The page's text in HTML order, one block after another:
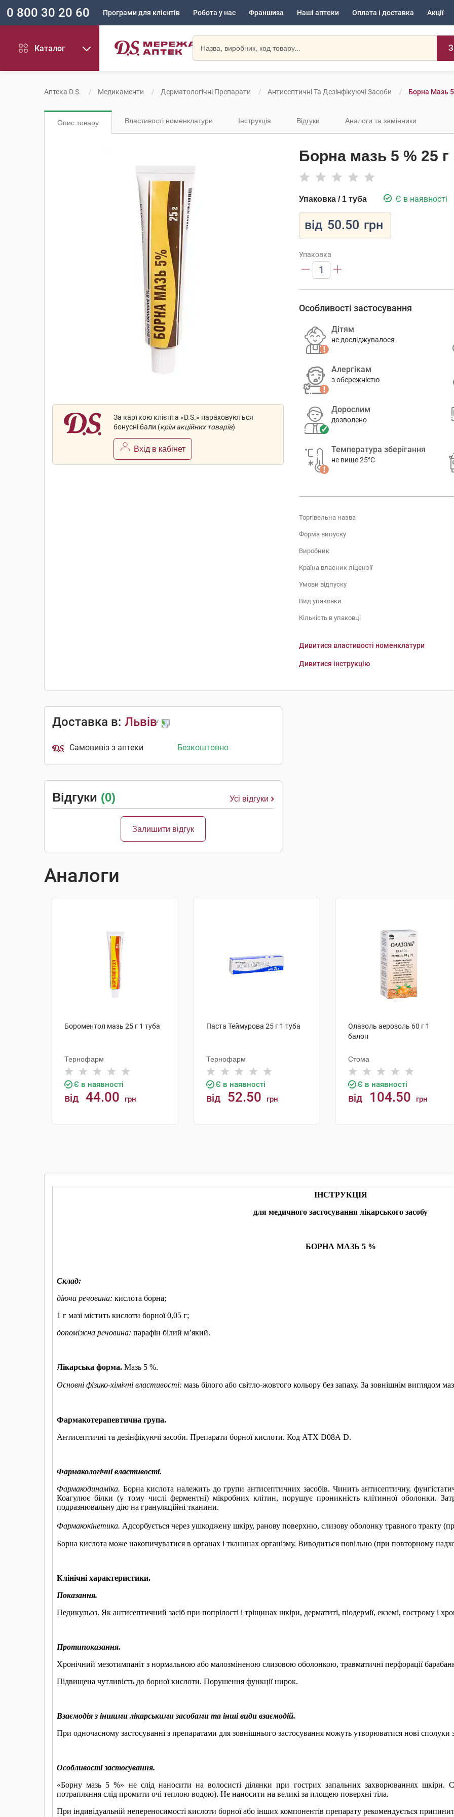
0 800 30 20 60 Програми для клієнтів Робота у нас Франшиза Наші аптеки Оплата і доставка Акції
Каталог
Аптека D.S. Медикаменти Дерматологічні Препарати Антисептичні Та Дезінфікуючі Засоби Борна Мазь 5
Опис товару Властивості номенклатури Інструкція Відгуки Аналоги та замінники
За карткою клієнта «D.S.» нараховуються
бонусні бали (крім акційних товарів)
Вхід в кабінет
Борна мазь 5 % 25 г
Упаковка / 1 туба Є в наявності
від 50.50 грн
Упаковка
1
Особливості застосування
Дітям
не досліджувалося
Алергікам
з обережністю
Дорослим
дозволено
Температура зберігання
не вище 25°C
Торгівельна назва
Форма випуску
Виробник
Країна власник ліцензії
Умови відпуску
Вид упаковки
Кількість в упаковці
Дивитися властивості номенклатури
Дивитися інструкцію
Доставка в: Львів
Самовивіз з аптеки Безкоштовно
Відгуки (0) Усі відгуки
Залишити відгук
Аналоги
Бороментол мазь 25 г 1 туба
Тернофарм
Є в наявності
від 44.00 грн
Паста Теймурова 25 г 1 туба
Тернофарм
Є в наявності
від 52.50 грн
Олазоль аерозоль 60 г 1
балон
Стома
Є в наявності
від 104.50 грн